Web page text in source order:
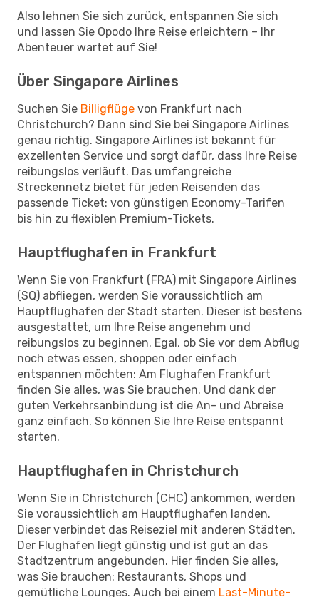
Also lehnen Sie sich zurück, entspannen Sie sich
und lassen Sie Opodo Ihre Reise erleichtern – Ihr
Abenteuer wartet auf Sie!
Über Singapore Airlines
Suchen Sie Billigflüge von Frankfurt nach
Christchurch? Dann sind Sie bei Singapore Airlines
genau richtig. Singapore Airlines ist bekannt für
exzellenten Service und sorgt dafür, dass Ihre Reise
reibungslos verläuft. Das umfangreiche
Streckennetz bietet für jeden Reisenden das
passende Ticket: von günstigen Economy-Tarifen
bis hin zu flexiblen Premium-Tickets.
Hauptflughafen in Frankfurt
Wenn Sie von Frankfurt (FRA) mit Singapore Airlines
(SQ) abfliegen, werden Sie voraussichtlich am
Hauptflughafen der Stadt starten. Dieser ist bestens
ausgestattet, um Ihre Reise angenehm und
reibungslos zu beginnen. Egal, ob Sie vor dem Abflug
noch etwas essen, shoppen oder einfach
entspannen möchten: Am Flughafen Frankfurt
finden Sie alles, was Sie brauchen. Und dank der
guten Verkehrsanbindung ist die An- und Abreise
ganz einfach. So können Sie Ihre Reise entspannt
starten.
Hauptflughafen in Christchurch
Wenn Sie in Christchurch (CHC) ankommen, werden
Sie voraussichtlich am Hauptflughafen landen.
Dieser verbindet das Reiseziel mit anderen Städten.
Der Flughafen liegt günstig und ist gut an das
Stadtzentrum angebunden. Hier finden Sie alles,
was Sie brauchen: Restaurants, Shops und
gemütliche Lounges. Auch bei einem Last-Minute-